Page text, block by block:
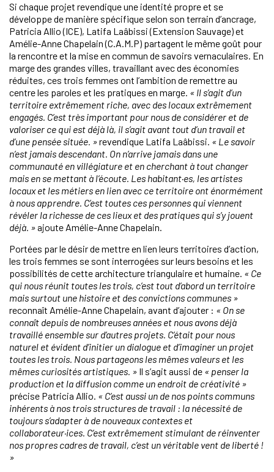
Si chaque projet revendique une identité propre et se
développe de manière spécifique selon son terrain d’ancrage,
Patricia Allio (ICE), Latifa Laâbissi (Extension Sauvage) et
Amélie-Anne Chapelain (C.A.M.P) partagent le même goût pour
la rencontre et la mise en commun de savoirs vernaculaires. En
marge des grandes villes, travaillant avec des économies
réduites, ces trois femmes ont l’ambition de remettre au
centre les paroles et les pratiques en marge. « Il s’agit d’un
territoire extrêmement riche, avec des locaux extrêmement
engagés. C’est très important pour nous de considérer et de
valoriser ce qui est déjà là, il s’agit avant tout d’un travail et
d’une pensée située. »revendique Latifa Laâbissi. « Le savoir
n’est jamais descendant. On n’arrive jamais dans une
communauté en villégiature et en cherchant à tout changer
mais en se mettant à l’écoute. Les habitant·es, les artistes
locaux et les métiers en lien avec ce territoire ont énormément
à nous apprendre. C’est toutes ces personnes qui viennent
révéler la richesse de ces lieux et des pratiques qui s’y jouent
déjà. »ajoute Amélie-Anne Chapelain.
Portées par le désir de mettre en lien leurs territoires d’action,
les trois femmes se sont interrogées sur leurs besoins et les
possibilités de cette architecture triangulaire et humaine. « Ce
qui nous réunit toutes les trois, c’est tout d’abord un territoire
mais surtout une histoire et des convictions communes »
reconnaît Amélie-Anne Chapelain, avant d’ajouter : « On se
connaît depuis de nombreuses années et nous avons déjà
travaillé ensemble sur d’autres projets. C’était pour nous
naturel et évident d’initier un dialogue et d’imaginer un projet
toutes les trois. Nous partageons les mêmes valeurs et les
mêmes curiosités artistiques. » Il s’agit aussi de « penser la
production et la diffusion comme un endroit de créativité »
précise Patricia Allio. « C’est aussi un de nos points communs
inhérents à nos trois structures de travail : la nécessité de
toujours s’adapter à de nouveaux contextes et
collaborateur·ices. C’est extrêmement stimulant de réinventer
nos propres cadres de travail, c’est un véritable vent de liberté !
»